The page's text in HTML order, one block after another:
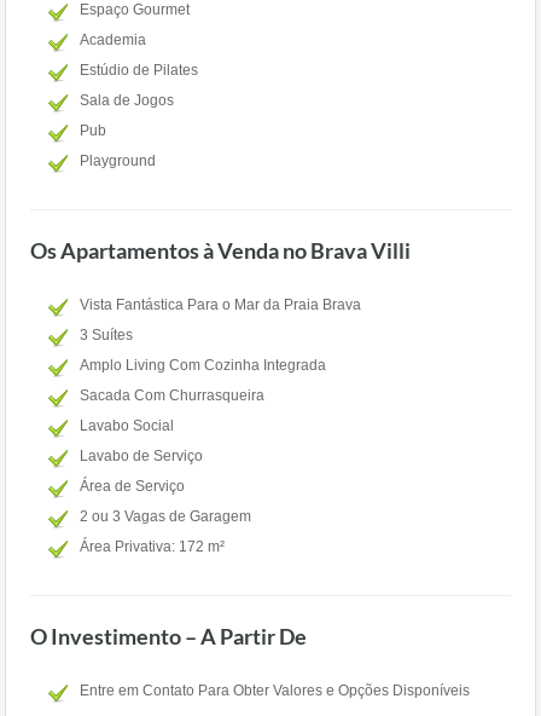
Espaço Gourmet
Academia
Estúdio de Pilates
Sala de Jogos
Pub
Playground
Os Apartamentos à Venda no Brava Villi
Vista Fantástica Para o Mar da Praia Brava
3 Suítes
Amplo Living Com Cozinha Integrada
Sacada Com Churrasqueira
Lavabo Social
Lavabo de Serviço
Área de Serviço
2 ou 3 Vagas de Garagem
Área Privativa: 172 m²
O Investimento – A Partir De
Entre em Contato Para Obter Valores e Opções Disponíveis